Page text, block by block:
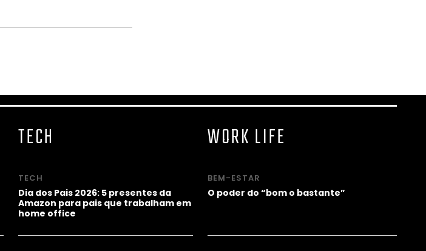
TECH
TECH
Dia dos Pais 2026: 5 presentes da
Amazon para pais que trabalham em
home office
WORK LIFE
BEM-ESTAR
O poder do “bom o bastante”